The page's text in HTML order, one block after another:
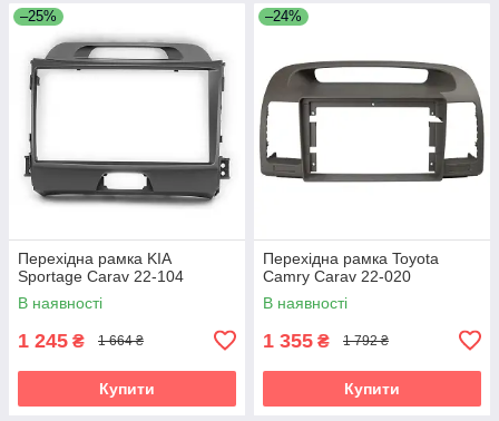
–25%
Перехідна рамка KIA
Sportage Carav 22-104
В наявності
1 245 ₴ 1 664 ₴
Купити
–24%
Перехідна рамка Toyota
Camry Carav 22-020
В наявності
1 355 ₴ 1 792 ₴
Купити